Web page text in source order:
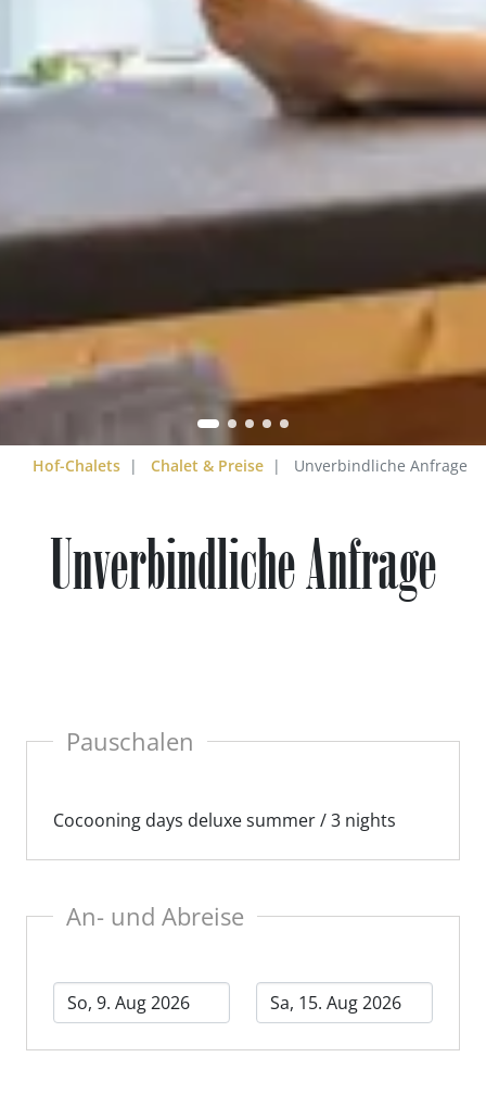
Rückzugsecke mit täglich frischem Rotwein
Hof-Chalets Chalet & Preise Unverbindliche Anfrage
Unverbindliche Anfrage
Pauschalen
Cocooning days deluxe summer / 3 nights
An- und Abreise